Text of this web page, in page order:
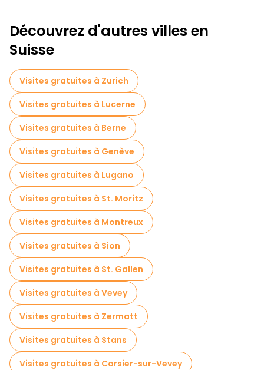
Découvrez d'autres villes en
Suisse
Visites gratuites à Zurich
Visites gratuites à Lucerne
Visites gratuites à Berne
Visites gratuites à Genève
Visites gratuites à Lugano
Visites gratuites à St. Moritz
Visites gratuites à Montreux
Visites gratuites à Sion
Visites gratuites à St. Gallen
Visites gratuites à Vevey
Visites gratuites à Zermatt
Visites gratuites à Stans
Visites gratuites à Corsier-sur-Vevey